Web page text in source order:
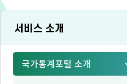
서비스 소개
국가통계포털 소개